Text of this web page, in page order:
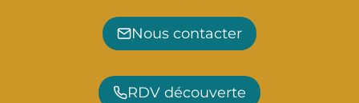
Nous contacter
RDV découverte